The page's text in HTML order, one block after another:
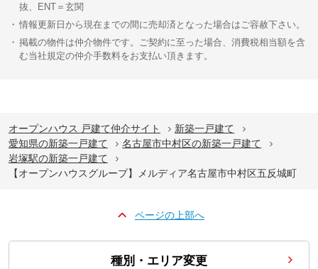
抜、ENT＝玄関
情報更新日から現在までの間に売却済となった場合はご容赦下さい。
掲載の物件は仲介物件です。ご契約に至った場合、消費税相当額を含
む当社規定の仲介手数料をお支払い頂きます。
オープンハウス 戸建て仲介サイト
新築一戸建て
愛知県の新築一戸建て
名古屋市中村区の新築一戸建て
岩塚駅の新築一戸建て
【オープンハウスグループ】メルディア名古屋市中村区五反城町
ページの上部へ
種別・エリア変更